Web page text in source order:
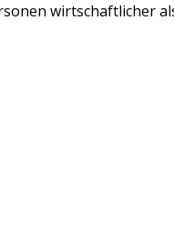
wirtschaftlicher